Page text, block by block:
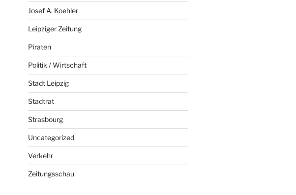
Josef A. Koehler
Leipziger Zeitung
Piraten
Politik / Wirtschaft
Stadt Leipzig
Stadtrat
Strasbourg
Uncategorized
Verkehr
Zeitungsschau